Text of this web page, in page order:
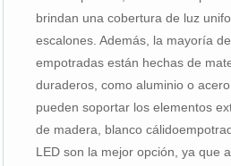
brindan una cobertura de luz
escalones. Además, la mayoría
empotradas están hechas de
duraderos, como aluminio o
pueden soportar los elementos
de madera, blanco cálido
LED son la mejor opción, ya que